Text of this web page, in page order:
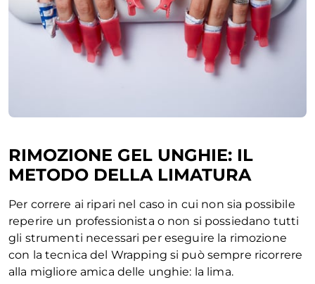
RIMOZIONE GEL UNGHIE: IL
METODO DELLA LIMATURA
Per correre ai ripari nel caso in cui non sia possibile
reperire un professionista o non si possiedano tutti
gli strumenti necessari per eseguire la rimozione
con la tecnica del Wrapping si può sempre ricorrere
alla migliore amica delle unghie: la lima.